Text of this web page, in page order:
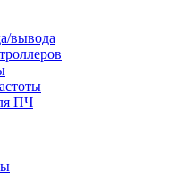
вывода
ПЧ